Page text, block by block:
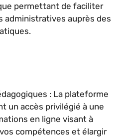
permettant de faciliter
administratives auprès des
: La plateforme
un accès privilégié à une
en ligne visant à
compétences et élargir